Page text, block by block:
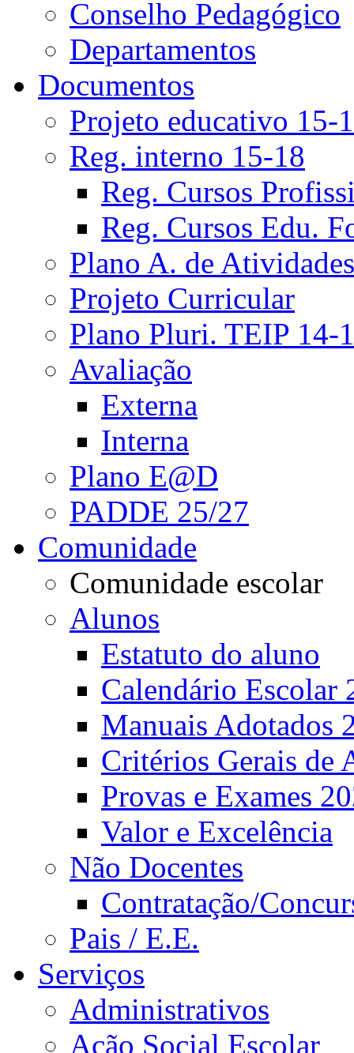
Conselho Pedagógico
Departamentos
Documentos
Projeto educativo 15-
Reg. interno 15-18
Reg. Cursos
Reg. Cursos Edu.
Plano A. de Atividades
Projeto Curricular
Plano Pluri. TEIP 14-
Avaliação
Externa
Interna
Plano E@D
PADDE 25/27
Comunidade
Comunidade escolar
Alunos
Estatuto do aluno
Calendário Escolar
Manuais Adotados
Critérios Gerais de
Provas e Exames
Valor e Excelência
Não Docentes
Contratação/
Pais / E.E.
Serviços
Administrativos
Ação Social Escolar